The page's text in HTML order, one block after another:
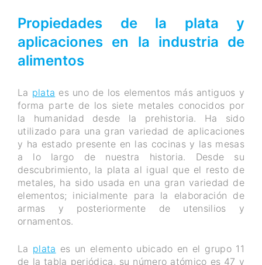
Propiedades de la plata y
aplicaciones en la industria de
alimentos
La plata es uno de los elementos más antiguos y
forma parte de los siete metales conocidos por
la humanidad desde la prehistoria. Ha sido
utilizado para una gran variedad de aplicaciones
y ha estado presente en las cocinas y las mesas
a lo largo de nuestra historia. Desde su
descubrimiento, la plata al igual que el resto de
metales, ha sido usada en una gran variedad de
elementos; inicialmente para la elaboración de
armas y posteriormente de utensilios y
ornamentos.
La plata es un elemento ubicado en el grupo 11
de la tabla periódica, su número atómico es 47 y